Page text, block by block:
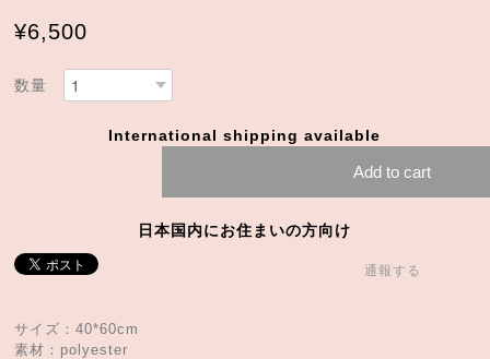
¥6,500
数量
International shipping available
Add to cart
日本国内にお住まいの方向け
通報する
サイズ：40*60cm
素材：polyester